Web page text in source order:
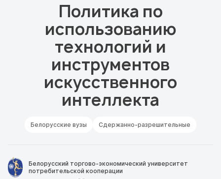
Политика по
использованию
технологий и
инструментов
искусственного
интеллекта
Белорусские вузы Сдержанно-разрешительные
Белорусский торгово-экономический университет
потребительской кооперации